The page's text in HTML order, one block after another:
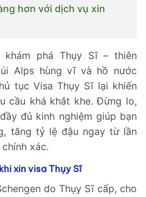
hơn với dịch vụ xin
khám phá Thụy Sĩ – thiên
Alps hùng vĩ và hồ nước
tục Visa Thụy Sĩ lại khiến
cầu khá khắt khe. Đừng lo,
đủ kinh nghiệm giúp bạn
tăng tỷ lệ đậu ngay từ lần
xác.
xin visa Thụy Sĩ
do Thụy Sĩ cấp, cho